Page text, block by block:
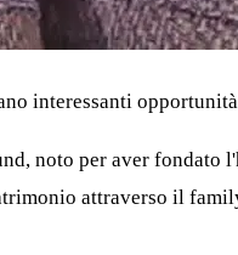
interessanti opportunità
noto per aver fondato
attraverso il